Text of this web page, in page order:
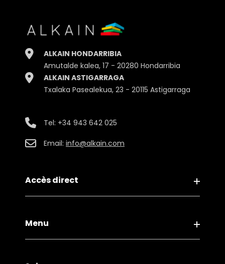
ALKAIN HONDARRIBIA
Amutalde kalea, 17 - 20280 Hondarribia
ALKAIN ASTIGARRAGA
Txalaka Pasealekua, 23 - 20115 Astigarraga
Tel: +34 943 642 025
Email: info@alkain.com
Accès direct
Menu